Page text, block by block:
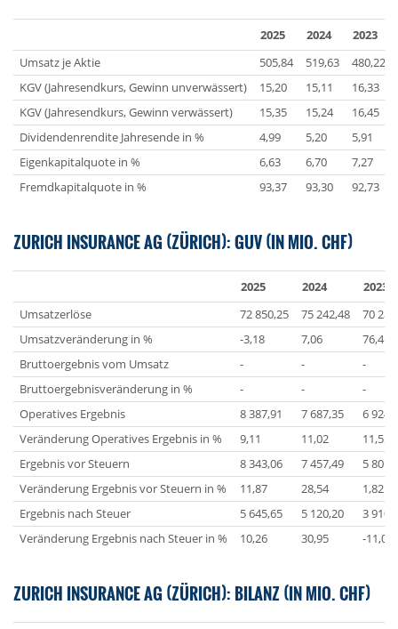
2025 2024
2023
Umsatz je Aktie
505,84 519,63
480,22
KGV (Jahresendkurs, Gewinn unverwässert)
15,20 15,11
16,33
KGV (Jahresendkurs, Gewinn verwässert)
15,35 15,24
16,45
Dividendenrendite Jahresende in %
4,99 5,20
5,91
Eigenkapitalquote in %
6,63 6,70
7,27
Fremdkapitalquote in %
93,37 93,30 92,73
ZURICH INSURANCE AG (ZÜRICH): GUV (IN MIO. CHF)
2025 2024
2023
Umsatzerlöse
72 850,25 75 242,48
70
Umsatzveränderung in %
-3,18 7,06
76,41
Bruttoergebnis vom Umsatz
- -
-
Bruttoergebnisveränderung in %
- -
-
Operatives Ergebnis
8 387,91 7 687,35
6
Veränderung Operatives Ergebnis in %
9,11 11,02
11,55
Ergebnis vor Steuern
8 343,06 7 457,49
5
Veränderung Ergebnis vor Steuern in %
11,87 28,54
1,82
Ergebnis nach Steuer
5 645,65 5 120,20
3
Veränderung Ergebnis nach Steuer in %
10,26 30,95 -11,08
ZURICH INSURANCE AG (ZÜRICH): BILANZ (IN MIO. CHF)